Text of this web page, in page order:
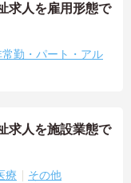
求人を雇用形態で
常勤・パート・アル
求人を施設業態で
療 その他